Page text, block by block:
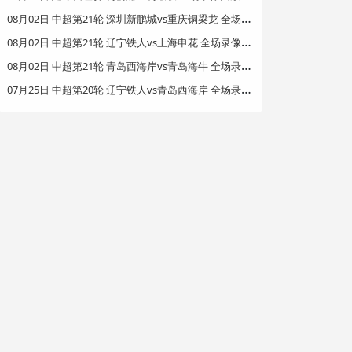
0
8月02日 中超第21轮 深圳新鹏城vs重庆铜梁龙 全场录像回放
0
8月02日 中超第21轮 辽宁铁人vs上海申花 全场录像回放
0
8月02日 中超第21轮 青岛西海岸vs青岛海牛 全场录像回放
0
7月25日 中超第20轮 辽宁铁人vs青岛西海岸 全场录像回放